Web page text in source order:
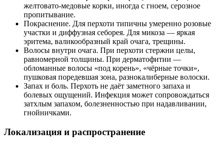
желтовато-медовые корки, иногда с гноем, серозное
пропитывание.
Покраснение. Для перхоти типичны умеренно розовые
участки и диффузная себорея. Для микоза — яркая
эритема, валикообразный край очага, трещины.
Волосы внутри очага. При перхоти стержни целы,
равномерной толщины. При дерматофитии —
обломанные волосы «под корень», «чёрные точки»,
пушковая поредевшая зона, разнокалиберные волоски.
Запах и боль. Перхоть не даёт заметного запаха и
болевых ощущений. Инфекция может сопровождаться
затхлым запахом, болезненностью при надавливании,
гнойничками.
Локализация и распространение